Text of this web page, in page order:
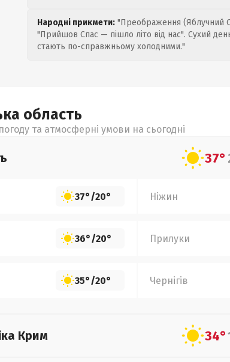
Народні прикмети: "Преображення (Яблучний
"Прийшов Спас — пішло літо від нас". Сухий
стають по-справжньому холодними."
область
та атмосферні умови на сьогодні
37°
37°/20° Ніжин
36°/20° Прилуки
35°/20° Чернігів
Крим 34°